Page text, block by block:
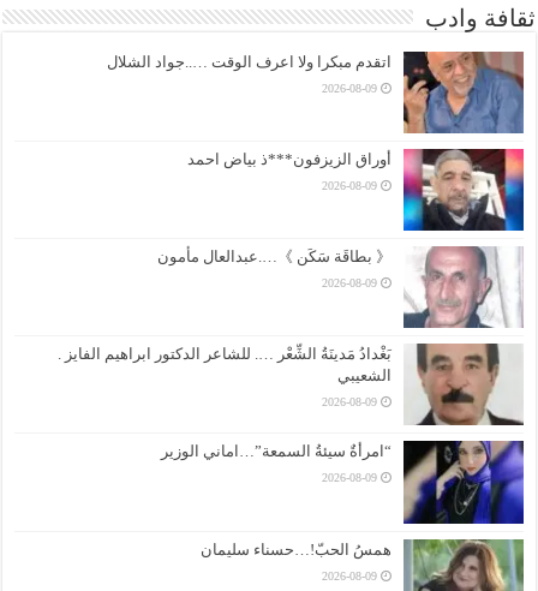
ثقافة وادب
اتقدم مبكرا ولا اعرف الوقت …..جواد الشلال
2026-08-09
أوراق الزيزفون***ذ بياض احمد
2026-08-09
《 بطاقَة سَكَن 》….عبدالعال مأمون
2026-08-09
بَغْدادُ مَدينَةُ الشِّعْر …. للشاعر الدكتور ابراهيم الفايز .
الشعيبي
2026-08-09
“امرأةٌ سيئةُ السمعة”…اماني الوزير
2026-08-09
همسُ الحبّ!…حسناء سليمان
2026-08-09